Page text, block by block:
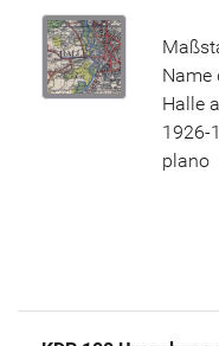
Name
Halle
1926-
plano